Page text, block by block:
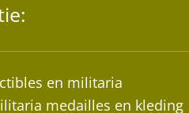
en militaria
medailles en kleding